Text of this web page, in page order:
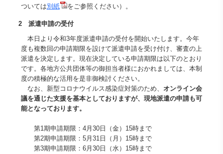
ついては別紙 をご参照ください）。
2 派遣申請の受付
本日より令和3年度派遣申請の受付を開始いたします。今年
度も複数回の申請期限を設けて派遣申請を受け付け、審査の上
派遣を決定します。現在決定している申請期限は以下のとおり
です。各地方公共団体等の御担当者様におかれましては、本制
度の積極的な活用を是非御検討ください。
なお、新型コロナウイルス感染症対策のため、 オンライン会
議を通じた支援を基本としておりますが、現地派遣の申請も可
能となっております。
第1期申請期限：4月30日（金）15時まで
第2期申請期限：5月31日（月）15時まで
第3期申請期限：6月30日（水）15時まで